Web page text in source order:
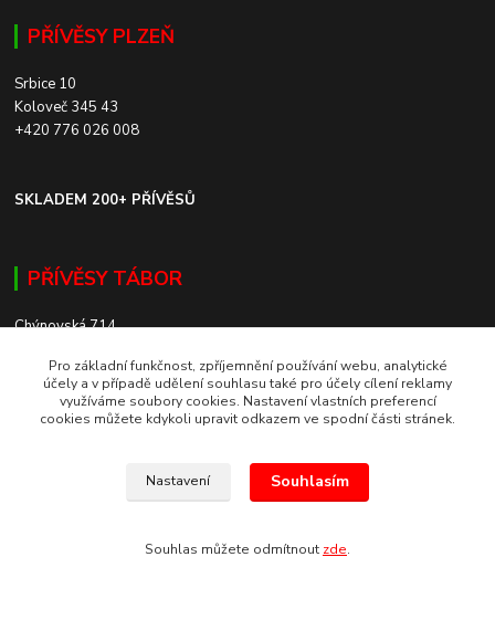
PŘÍVĚSY PLZEŇ
Srbice 10
Koloveč 345 43
+420 776 026 008
SKLADEM 200+ PŘÍVĚSŮ
PŘÍVĚSY TÁBOR
Chýnovská 714
+420 775 117 577
SKLADEM 200+ PŘÍVĚSŮ
ROZVOZ PO CELÉ ČR
Pro základní funkčnost, zpříjemnění používání webu, analytické
účely a v případě udělení souhlasu také pro účely cílení reklamy
využíváme soubory cookies. Nastavení vlastních preferencí
cookies můžete kdykoli upravit odkazem ve spodní části stránek.
Nastavení Souhlasím
Souhlas můžete odmítnout zde.